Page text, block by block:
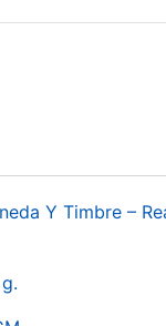
Y Timbre –